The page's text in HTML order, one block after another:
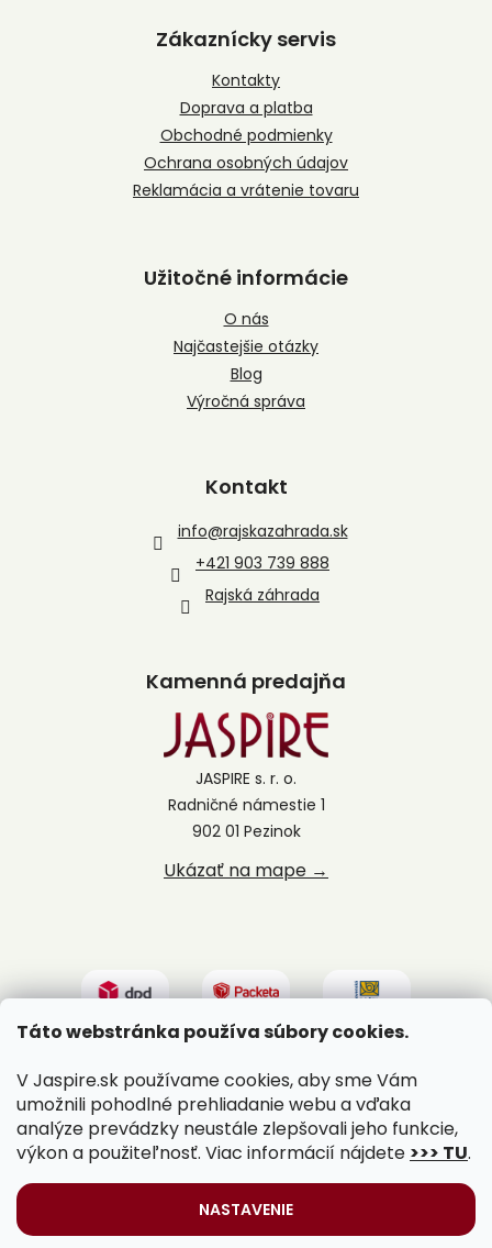
Táto webstránka používa súbory cookies.
V Jaspire.sk používame cookies, aby sme Vám
umožnili pohodlné prehliadanie webu a vďaka
analýze prevádzky neustále zlepšovali jeho funkcie,
výkon a použiteľnosť. Viac informácií nájdete >>> TU.
NASTAVENIE
Zákaznícky servis
Kontakty
Doprava a platba
Obchodné podmienky
Ochrana osobných údajov
Reklamácia a vrátenie tovaru
Užitočné informácie
O nás
Najčastejšie otázky
Blog
Výročná správa
Kontakt
info@rajskazahrada.sk
+421 903 739 888
Rajská záhrada
Kamenná predajňa
JASPIRE s. r. o.
Radničné námestie 1
902 01 Pezinok
Ukázať na mape →